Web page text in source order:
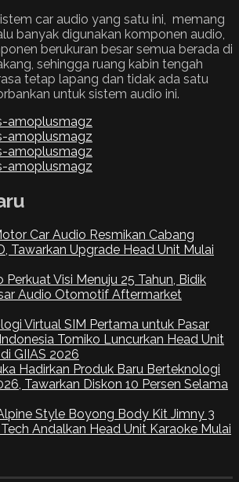
car audio yang satu ini, memang
banyak digunakan komponen audio,
berukuran besar semua berada di
sehingga ruang kabin tengah
tetap lapang dan tidak ada satu
untuk sistem audio ini.
Car Audio Resmikan Cabang
Tawarkan Upgrade Head Unit Mulai
Perkuat Visi Menuju 25 Tahun, Bidik
Audio Otomotif Aftermarket
Virtual SIM Pertama untuk Pasar
Tomiko Luncurkan Head Unit
GIIAS 2026
Hadirkan Produk Baru Berteknologi
Tawarkan Diskon 10 Persen Selama
Style Boyong Body Kit Jimny 3
Andalkan Head Unit Karaoke Mulai